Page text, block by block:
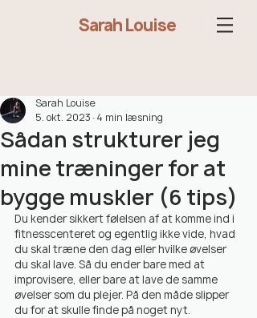
Sarah Louise
Sådan strukturer jeg
mine træninger for at
bygge muskler (6 tips)
Sarah Louise
5. okt. 2023 4 min læsning
Du kender sikkert følelsen af at komme ind i
fitnesscenteret og egentlig ikke vide, hvad
du skal træne den dag eller hvilke øvelser
du skal lave. Så du ender bare med at
improvisere, eller bare at lave de samme
øvelser som du plejer. På den måde slipper
du for at skulle finde på noget nyt.